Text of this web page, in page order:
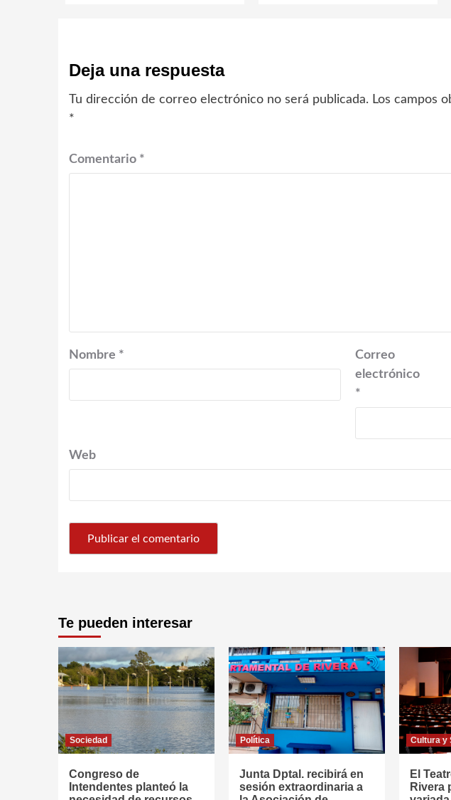
Deja una respuesta
Tu dirección de correo electrónico no será publicada. Los campos
*
Comentario *
Nombre *
Correo
electrónico
*
Web
Te pueden interesar
Sociedad
Congreso de
Intendentes planteó la
Política
Junta Dptal. recibirá en
sesión extraordinaria a
Cultura y
El
Rivera